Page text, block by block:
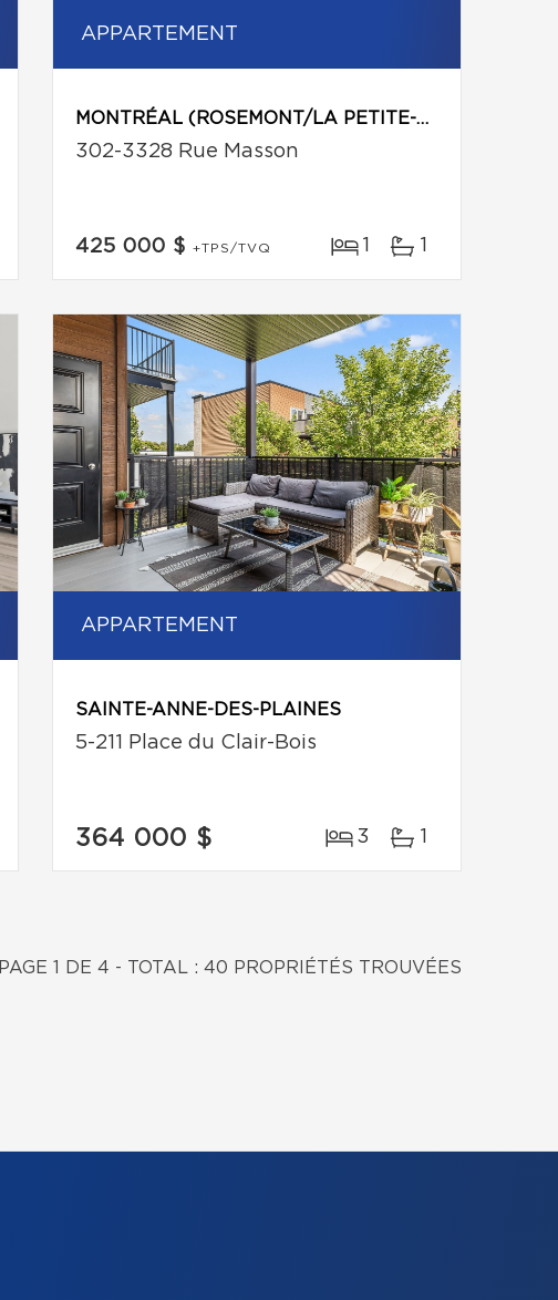
APPARTEMENT
MONTRÉAL (ROSEMONT/LA PETITE-PATRIE)
302-3328 Rue Masson
425 000 $ +TPS/TVQ 1 1
APPARTEMENT
SAINTE-ANNE-DES-PLAINES
5-211 Place du Clair-Bois
364 000 $ 3 1
PAGE 1 DE 4 - TOTAL : 40 PROPRIÉTÉS TROUVÉES